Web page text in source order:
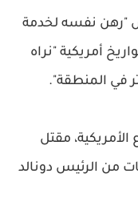
"رهن نفسه لخدمة
أمريكية "نراه
في المنطقة".
مقتل
من الرئيس دونالد